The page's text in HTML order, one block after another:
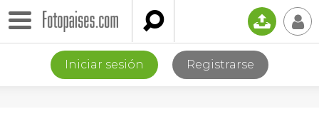
 📤 👤
Iniciar sesión Registrarse